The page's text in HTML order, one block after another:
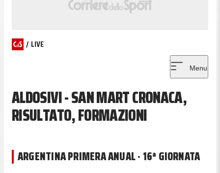
/ LIVE
Menu
ALDOSIVI - SAN MART CRONACA,
RISULTATO, FORMAZIONI
ARGENTINA PRIMERA ANUAL · 16ª GIORNATA